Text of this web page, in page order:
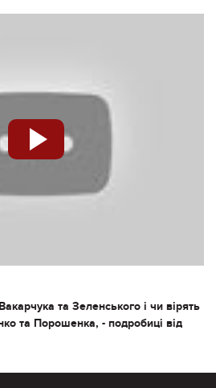
та Зеленського і чи вірять
та Порошенка, - подробиці від